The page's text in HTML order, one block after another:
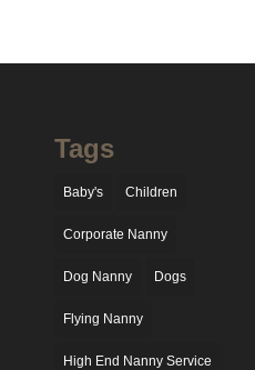
Tags
Baby's Children
Corporate Nanny
Dog Nanny Dogs
Flying Nanny
High End Nanny Service